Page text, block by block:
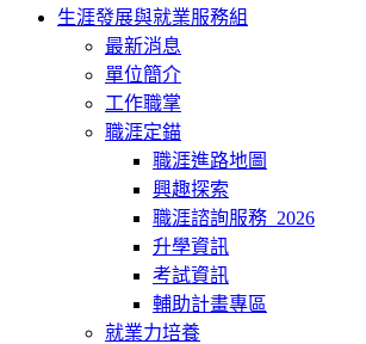
生涯發展與就業服務組
最新消息
單位簡介
工作職掌
職涯定錨
職涯進路地圖
興趣探索
職涯諮詢服務_2026
升學資訊
考試資訊
輔助計畫專區
就業力培養